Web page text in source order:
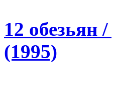
12 обезьян
(1995)